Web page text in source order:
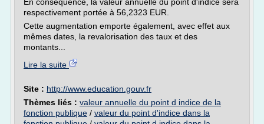
respectivement portée à 56,2323 EUR.
Cette augmentation emporte également, avec effet aux
mêmes dates, la revalorisation des taux et des
montants...
Lire la suite
Site : http://www.education.gouv.fr
Thèmes liés : valeur annuelle du point d indice de la
fonction publique / valeur du point d'indice dans la